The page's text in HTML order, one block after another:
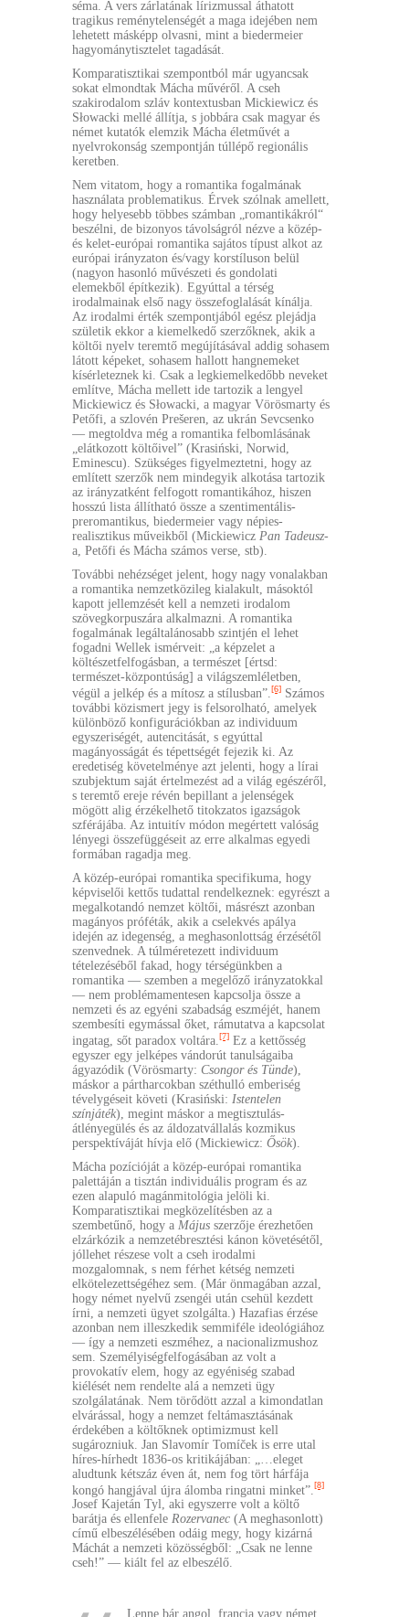
séma. A vers zárlatának lírizmussal áthatott
tragikus reménytelenségét a maga idejében nem
lehetett másképp olvasni, mint a biedermeier
hagyománytisztelet tagadását.
Komparatisztikai szempontból már ugyancsak
sokat elmondtak Mácha művéről. A cseh
szakirodalom szláv kontextusban Mickiewicz és
Słowacki mellé állítja, s jobbára csak magyar és
német kutatók elemzik Mácha életművét a
nyelvrokonság szempontján túllépő regionális
keretben.
Nem vitatom, hogy a romantika fogalmának
használata problematikus. Érvek szólnak amellett,
hogy helyesebb többes számban „romantikákról“
beszélni, de bizonyos távolságról nézve a közép-
és kelet-európai romantika sajátos típust alkot az
európai irányzaton és/vagy korstíluson belül
(nagyon hasonló művészeti és gondolati
elemekből építkezik). Egyúttal a térség
irodalmainak első nagy összefoglalását kínálja.
Az irodalmi érték szempontjából egész plejádja
születik ekkor a kiemelkedő szerzőknek, akik a
költői nyelv teremtő megújításával addig sohasem
látott képeket, sohasem hallott hangnemeket
kísérleteznek ki. Csak a legkiemelkedőbb neveket
említve, Mácha mellett ide tartozik a lengyel
Mickiewicz és Słowacki, a magyar Vörösmarty és
Petőfi, a szlovén Prešeren, az ukrán Sevcsenko
— megtoldva még a romantika felbomlásának
„elátkozott költőivel” (Krasiński, Norwid,
Eminescu). Szükséges figyelmeztetni, hogy az
említett szerzők nem mindegyik alkotása tartozik
az irányzatként felfogott romantikához, hiszen
hosszú lista állítható össze a szentimentális-
preromantikus, biedermeier vagy népies-
realisztikus műveikből (Mickiewicz Pan Tadeusz-
a, Petőfi és Mácha számos verse, stb).
További nehézséget jelent, hogy nagy vonalakban
a romantika nemzetközileg kialakult, másoktól
kapott jellemzését kell a nemzeti irodalom
szövegkorpuszára alkalmazni. A romantika
fogalmának legáltalánosabb szintjén el lehet
fogadni Wellek ismérveit: „a képzelet a
költészetfelfogásban, a természet [értsd:
természet-központúság] a világszemléletben,
végül a jelkép és a mítosz a stílusban”. [6] Számos
további közismert jegy is felsorolható, amelyek
különböző konfigurációkban az individuum
egyszeriségét, autencitását, s egyúttal
magányosságát és tépettségét fejezik ki. Az
eredetiség követelménye azt jelenti, hogy a lírai
szubjektum saját értelmezést ad a világ egészéről,
s teremtő ereje révén bepillant a jelenségek
mögött alig érzékelhető titokzatos igazságok
szférájába. Az intuitív módon megértett valóság
lényegi összefüggéseit az erre alkalmas egyedi
formában ragadja meg.
A közép-európai romantika specifikuma, hogy
képviselői kettős tudattal rendelkeznek: egyrészt a
megalkotandó nemzet költői, másrészt azonban
magányos próféták, akik a cselekvés apálya
idején az idegenség, a meghasonlottság érzésétől
szenvednek. A túlméretezett individuum
tételezéséből fakad, hogy térségünkben a
romantika — szemben a megelőző irányzatokkal
— nem problémamentesen kapcsolja össze a
nemzeti és az egyéni szabadság eszméjét, hanem
szembesíti egymással őket, rámutatva a kapcsolat
ingatag, sőt paradox voltára. [7] Ez a kettősség
egyszer egy jelképes vándorút tanulságaiba
ágyazódik (Vörösmarty: Csongor és Tünde),
máskor a pártharcokban széthulló emberiség
tévelygéseit követi (Krasiński: Istentelen
színjáték), megint máskor a megtisztulás-
átlényegülés és az áldozatvállalás kozmikus
perspektíváját hívja elő (Mickiewicz: Ősök).
Mácha pozícióját a közép-európai romantika
palettáján a tisztán individuális program és az
ezen alapuló magánmitológia jelöli ki.
Komparatisztikai megközelítésben az a
szembetűnő, hogy a Május szerzője érezhetően
elzárkózik a nemzetébresztési kánon követésétől,
jóllehet részese volt a cseh irodalmi
mozgalomnak, s nem férhet kétség nemzeti
elkötelezettségéhez sem. (Már önmagában azzal,
hogy német nyelvű zsengéi után csehül kezdett
írni, a nemzeti ügyet szolgálta.) Hazafias érzése
azonban nem illeszkedik semmiféle ideológiához
— így a nemzeti eszméhez, a nacionalizmushoz
sem. Személyiségfelfogásában az volt a
provokatív elem, hogy az egyéniség szabad
kiélését nem rendelte alá a nemzeti ügy
szolgálatának. Nem törődött azzal a kimondatlan
elvárással, hogy a nemzet feltámasztásának
érdekében a költőknek optimizmust kell
sugározniuk. Jan Slavomír Tomíček is erre utal
híres-hírhedt 1836-os kritikájában: „…eleget
aludtunk kétszáz éven át, nem fog tört hárfája
kongó hangjával újra álomba ringatni minket”. [8]
Josef Kajetán Tyl, aki egyszerre volt a költő
barátja és ellenfele Rozervanec (A meghasonlott)
című elbeszélésében odáig megy, hogy kizárná
Máchát a nemzeti közösségből: „Csak ne lenne
cseh!” — kiált fel az elbeszélő.
Lenne bár angol, francia vagy német